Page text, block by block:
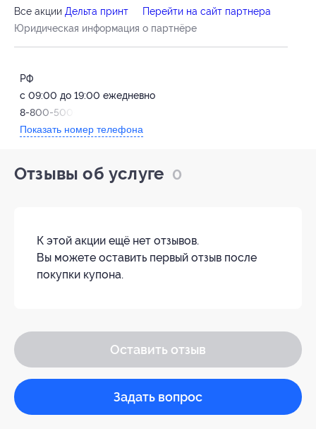
Все акции Дельта принт
Перейти на сайт партнера
Юридическая информация о партнёре
РФ
с 09:00 до 19:00 ежедневно
8-800-500-85-86
Показать номер телефона
Отзывы об услуге 0
К этой акции ещё нет отзывов.
Вы можете оставить первый отзыв после
покупки купона.
Оставить отзыв
Задать вопрос